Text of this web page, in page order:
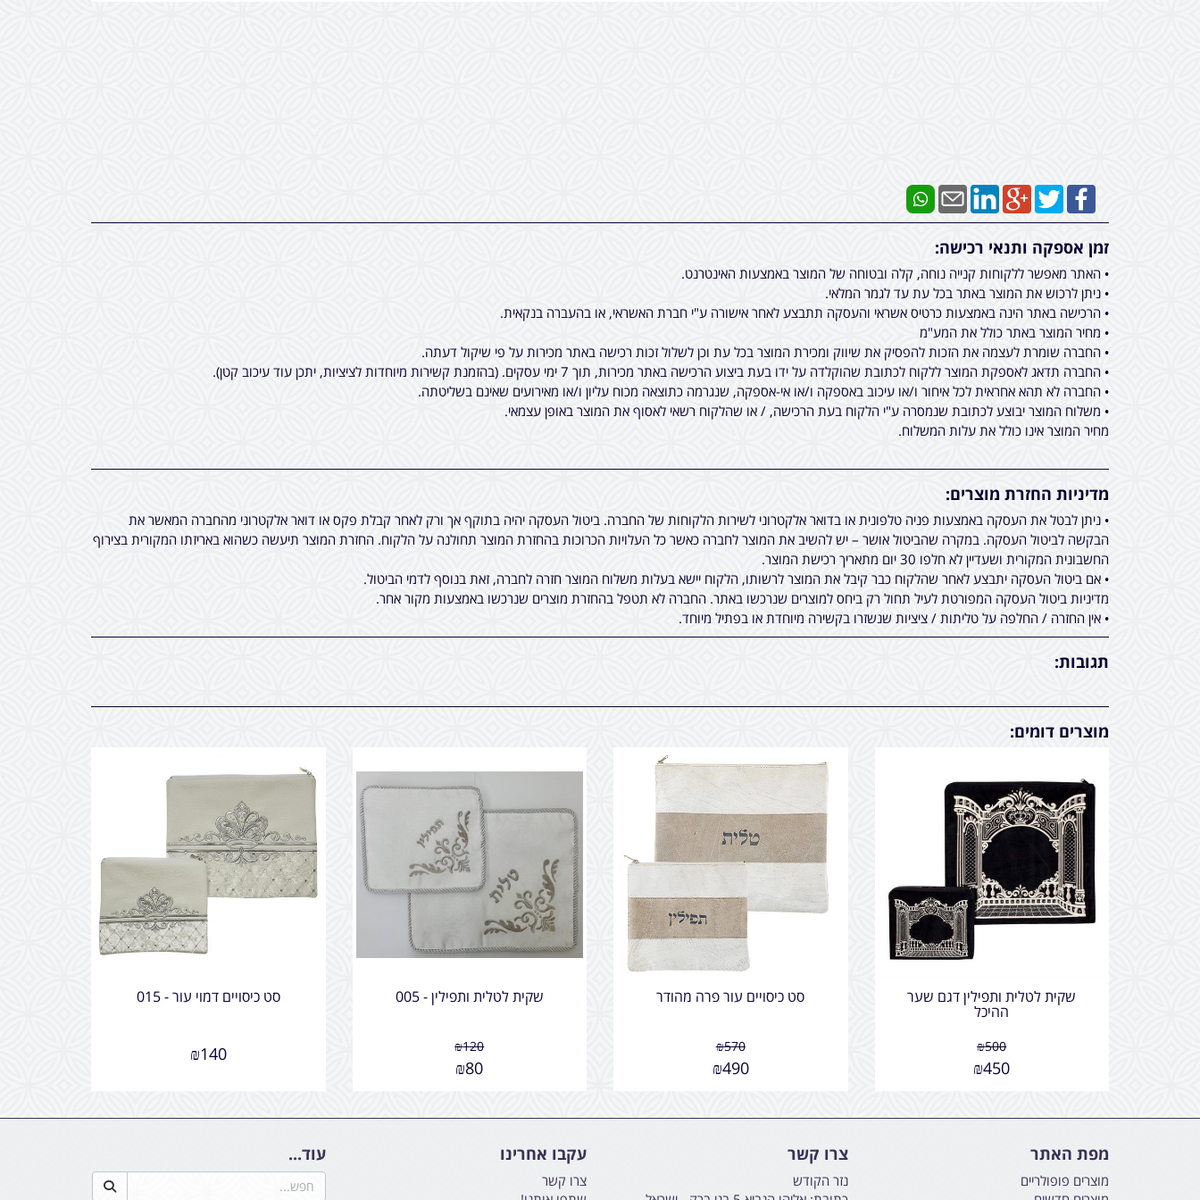
זמן אספקה ותנאי רכישה:
• האתר מאפשר ללקוחות קנייה נוחה, קלה ובטוחה של המוצר באמצעות האינטרנט.
• ניתן לרכוש את המוצר באתר בכל עת עד לגמר המלאי.
• הרכישה באתר הינה באמצעות כרטיס אשראי והעסקה תתבצע לאחר אישורה ע"י חברת האשראי, או בהעברה בנקאית.
• מחיר המוצר באתר כולל את המע"מ
• החברה שומרת לעצמה את הזכות להפסיק את שיווק ומכירת המוצר בכל עת וכן לשלול זכות רכישה באתר מכירות על פי שיקול דעתה.
• החברה תדאג לאספקת המוצר ללקוח לכתובת שהוקלדה על ידו בעת ביצוע הרכישה באתר מכירות, תוך 7 ימי עסקים. (בהזמנת קשירות מיוחדות לציציות, יתכן עוד עיכוב קטן).
• החברה לא תהא אחראית לכל איחור ו/או עיכוב באספקה ו/או אי-אספקה, שנגרמה כתוצאה מכוח עליון ו/או מאירועים שאינם בשליטתה.
• משלוח המוצר יבוצע לכתובת שנמסרה ע"י הלקוח בעת הרכישה, / או שהלקוח רשאי לאסוף את המוצר באופן עצמאי.
מחיר המוצר אינו כולל את עלות המשלוח.
מדיניות החזרת מוצרים:
• ניתן לבטל את העסקה באמצעות פניה טלפונית או בדואר אלקטרוני לשירות הלקוחות של החברה. ביטול העסקה יהיה בתוקף אך ורק לאחר קבלת פקס או דואר אלקטרוני מהחברה המאשר את
הבקשה לביטול העסקה. במקרה שהביטול אושר – יש להשיב את המוצר לחברה כאשר כל העלויות הכרוכות בהחזרת המוצר תחולנה על הלקוח. החזרת המוצר תיעשה כשהוא באריזתו המקורית בצירוף
החשבונית המקורית ושעדיין לא חלפו 30 יום מתאריך רכישת המוצר.
• אם ביטול העסקה יתבצע לאחר שהלקוח כבר קיבל את המוצר לרשותו, הלקוח יישא בעלות משלוח המוצר חזרה לחברה, זאת בנוסף לדמי הביטול.
מדיניות ביטול העסקה המפורטת לעיל תחול רק ביחס למוצרים שנרכשו באתר. החברה לא תטפל בהחזרת מוצרים שנרכשו באמצעות מקור אחר.
• אין החזרה / החלפה על טליתות / ציציות שנשזרו בקשירה מיוחדת או בפתיל מיוחד.
תגובות:
מוצרים דומים:
שקית לטלית ותפילין דגם שער
ההיכל
₪500
₪450
סט כיסויים עור פרה מהודר
₪570
₪490
שקית לטלית ותפילין - 005
₪120
₪80
סט כיסויים דמוי עור - 015
₪140
מפת האתר
מוצרים פופולריים
צרו קשר
נזר הקודש
עקבו אחרינו
צרו קשר
עוד...